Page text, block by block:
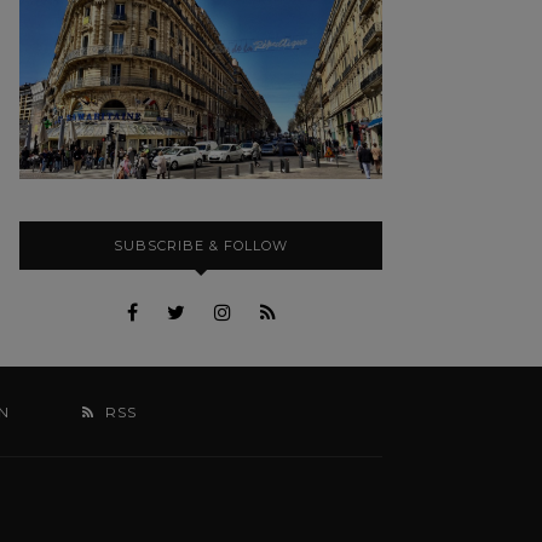
SUBSCRIBE & FOLLOW
RSS